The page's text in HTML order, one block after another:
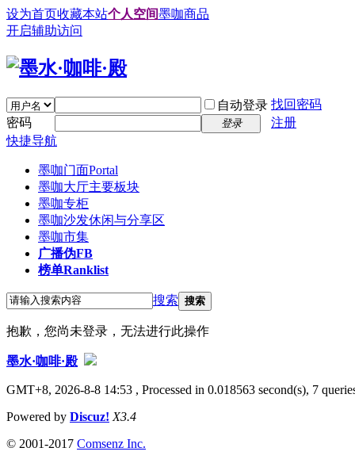
设为首页收藏本站个人空间墨咖商品
开启辅助访问
自动登录 找回密码
密码
登录
注册
快捷导航
墨咖门面Portal
墨咖大厅主要板块
墨咖专柜
墨咖沙发休闲与分享区
墨咖市集
广播伪FB
榜单Ranklist
搜索 搜索
抱歉，您尚未登录，无法进行此操作
墨水·咖啡·殿
GMT+8, 2026-8-8 14:53 , Processed in 0.018563 second(s), 7
Powered by Discuz! X3.4
© 2001-2017 Comsenz Inc.